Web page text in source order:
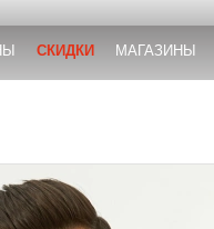
СКИДКИ МАГАЗИНЫ